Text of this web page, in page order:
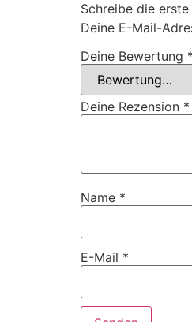
Schreibe die
Deine E-Mail-
Deine Bewertung *
Deine Rezension *
Name *
E-Mail *